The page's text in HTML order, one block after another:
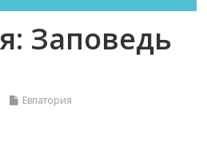
Заповедь
Евпатория